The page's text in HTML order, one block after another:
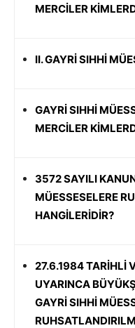
MERCİLER
II. GAYRİ SIHHİ
GAYRİ SIHHİ
MERCİLER
3572 SAYILI
MÜESSESELERE
HANGİLERİDİR?
27.6.1984 TARİHLİ
UYARINCA
GAYRİ SIHHİ